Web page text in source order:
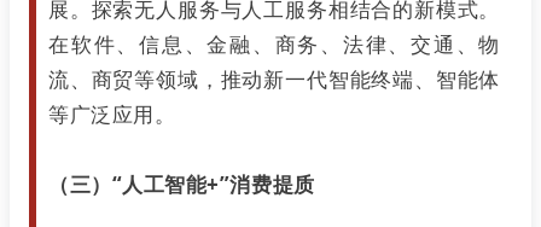
展。探索无人服务与人工服务相结合的新模式。
在软件、信息、金融、商务、法律、交通、物
流、商贸等领域，推动新一代智能终端、智能体
等广泛应用。
（三）“人工智能+”消费提质